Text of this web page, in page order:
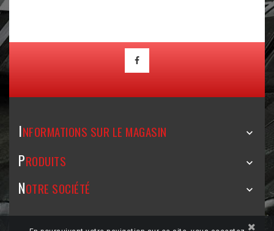
INFORMATIONS SUR LE MAGASIN 
PRODUITS 
NOTRE SOCIÉTÉ 